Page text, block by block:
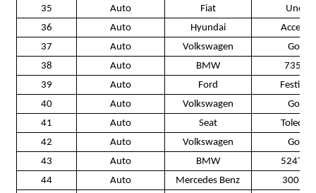
35
Auto Fiat
Uno
36
Auto Hyundai
Accent
37
Auto Volkswagen
Gol
38
Auto BMW
735 i
39
Auto Ford
Festiva
40
Auto Volkswagen
Gol
41
Auto Seat
Toledo
42
Auto Volkswagen
Gol
43
Auto BMW
524TD
44
Auto Mercedes Benz 300 D